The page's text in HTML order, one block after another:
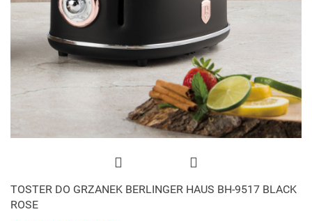
TOSTER DO GRZANEK BERLINGER HAUS BH-9517 BLACK
ROSE